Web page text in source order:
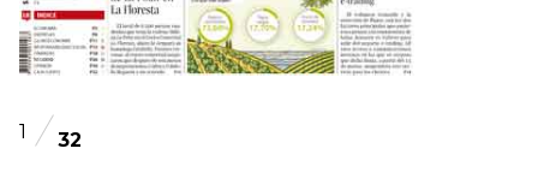
1 32